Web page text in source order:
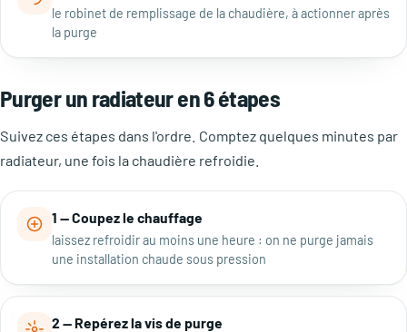
le robinet de remplissage de la chaudière, à actionner après
la purge
Purger un radiateur en 6 étapes
Suivez ces étapes dans l'ordre. Comptez quelques minutes par
radiateur, une fois la chaudière refroidie.
1 — Coupez le chauffage
laissez refroidir au moins une heure : on ne purge jamais
une installation chaude sous pression
2 — Repérez la vis de purge